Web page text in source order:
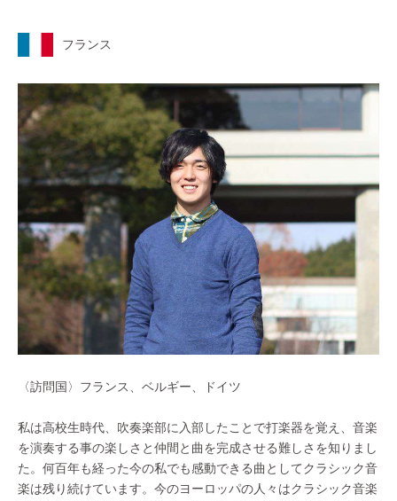
フランス
〈訪問国〉フランス、ベルギー、ドイツ
私は高校生時代、吹奏楽部に入部したことで打楽器を覚え、音楽
を演奏する事の楽しさと仲間と曲を完成させる難しさを知りまし
た。何百年も経った今の私でも感動できる曲としてクラシック音
楽は残り続けています。今のヨーロッパの人々はクラシック音楽